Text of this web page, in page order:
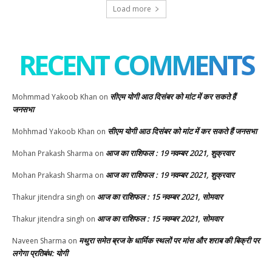
Load more
RECENT COMMENTS
Mohmmad Yakoob Khan on सीएम योगी आठ दिसंबर को मांट में कर सकते हैं
जनसभा
Mohhmad Yakoob Khan on सीएम योगी आठ दिसंबर को मांट में कर सकते हैं जनसभा
Mohan Prakash Sharma on आज का राशिफल : 19 नवम्बर 2021, शुक्रवार
Mohan Prakash Sharma on आज का राशिफल : 19 नवम्बर 2021, शुक्रवार
Thakur jitendra singh on आज का राशिफल : 15 नवम्बर 2021, सोमवार
Thakur jitendra singh on आज का राशिफल : 15 नवम्बर 2021, सोमवार
Naveen Sharma on मथुरा समेत ब्रज के धार्मिक स्थलों पर मांस और शराब की बिक्री पर
लगेगा प्रतिबंध: योगी